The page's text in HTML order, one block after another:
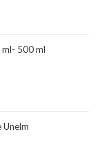
500 ml
Unelm